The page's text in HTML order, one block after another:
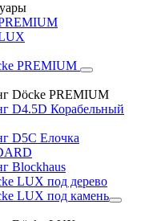
PREMIUM
Döcke PREMIUM
D4.5D Корабельный
D5С Елочка
Blockhaus
LUX под дерево
LUX под камень